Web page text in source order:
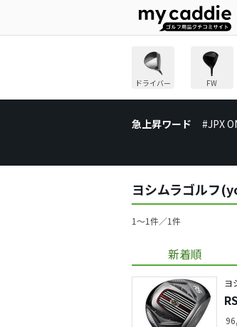
ドライバー FW
急上昇ワード #JPX
ヨシムラゴルフ
1〜1件／1件
新着順
ヨ